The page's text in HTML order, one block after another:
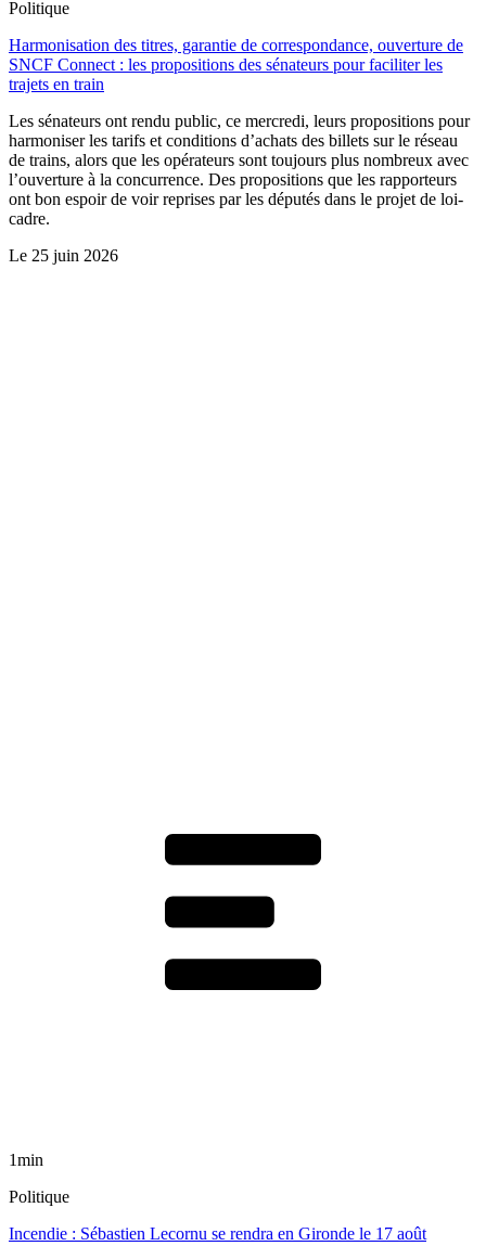
Politique
Harmonisation des titres, garantie de correspondance, ouverture de
SNCF Connect : les propositions des sénateurs pour faciliter les
trajets en train
Les sénateurs ont rendu public, ce mercredi, leurs propositions pour
harmoniser les tarifs et conditions d’achats des billets sur le réseau
de trains, alors que les opérateurs sont toujours plus nombreux avec
l’ouverture à la concurrence. Des propositions que les rapporteurs
ont bon espoir de voir reprises par les députés dans le projet de loi-
cadre.
Le 25 juin 2026
1min
Politique
Incendie : Sébastien Lecornu se rendra en Gironde le 17 août